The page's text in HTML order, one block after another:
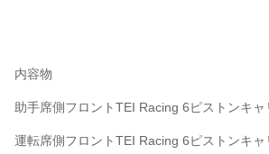
内容物
助手席側フロントTEI Racing 6ピストンキャ
運転席側フロントTEI Racing 6ピストンキャ